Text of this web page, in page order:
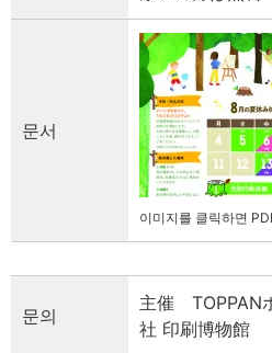
문서
이미지를 클릭하면
문의
主催 TOPPAN
社 印刷博物館